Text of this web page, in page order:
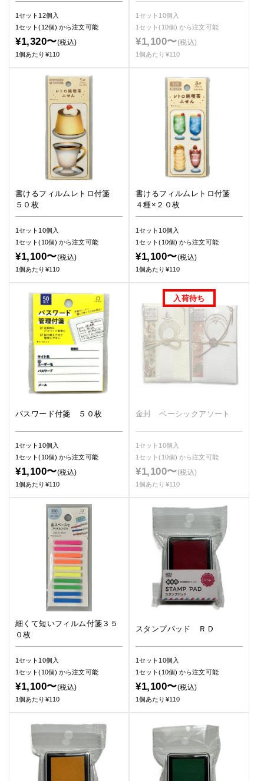
1セット12個入
1セット(12個)から注文可能
¥1,320〜(税込)
1個あたり¥110
1セット10個入
1セット(10個)から注文可能
¥1,100〜(税込)
1個あたり¥110
書けるフィルムレトロ付箋
５０枚
1セット10個入
1セット(10個)から注文可能
¥1,100〜(税込)
1個あたり¥110
書けるフィルムレトロ付箋
４種×２０枚
1セット10個入
1セット(10個)から注文可能
¥1,100〜(税込)
1個あたり¥110
パスワード付箋 ５０枚
1セット10個入
1セット(10個)から注文可能
¥1,100〜(税込)
1個あたり¥110
金封 ベーシックアソート
1セット10個入
1セット(10個)から注文可能
¥1,100〜(税込)
1個あたり¥110
細くて短いフィルム付箋３５
０枚
1セット10個入
1セット(10個)から注文可能
¥1,100〜(税込)
1個あたり¥110
スタンプパッド ＲＤ
1セット10個入
1セット(10個)から注文可能
¥1,100〜(税込)
1個あたり¥110